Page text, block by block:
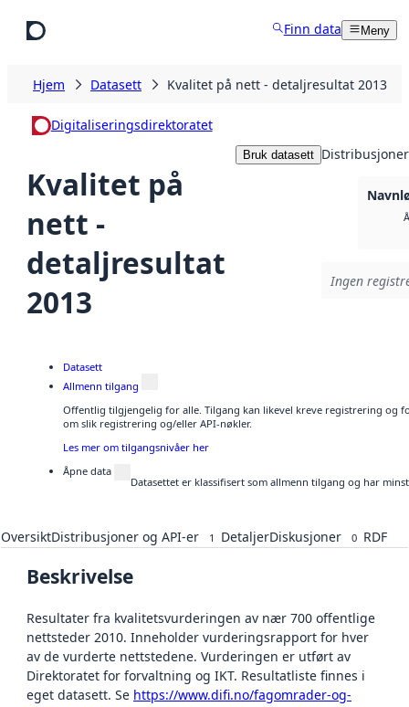
Finn data Meny
Hjem Datasett Kvalitet på nett - detaljresultat 2013
Digitaliseringsdirektoratet
Kvalitet på
nett -
detaljresultat
2013
Bruk datasett Distribusjoner
Ingen
Datasett
Allmenn tilgang
Offentlig tilgjengelig for alle. Tilgang kan likevel kreve registrering og
om slik registrering og/eller API-nøkler.
Les mer om tilgangsnivåer her
Åpne data
Datasettet er klassifisert som allmenn tilgang og har
OversiktDistribusjoner og API-er 1 DetaljerDiskusjoner 0 RDF
Beskrivelse
Resultater fra kvalitetsvurderingen av nær 700 offentlige
nettsteder 2010. Inneholder vurderingsrapport for hver
av de vurderte nettstedene. Vurderingen er utført av
Direktoratet for forvaltning og IKT. Resultatliste finnes i
eget datasett. Se https://www.difi.no/fagomrader-og-